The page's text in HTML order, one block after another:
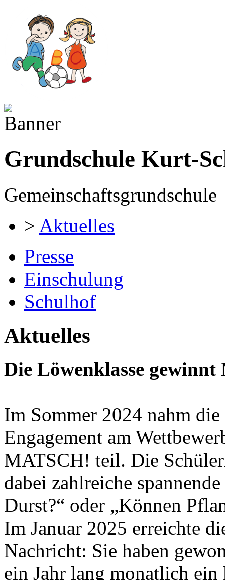
Grundschule Kurt-
Gemeinschaftsgrundschule
> Aktuelles
Presse
Einschulung
Schulhof
Aktuelles
Die Löwenklasse
Im Sommer 2024 nahm
Engagement am
MATSCH! teil. Die
dabei zahlreiche
Durst?“ oder „Können
Im Januar 2025 erreichte
Nachricht: Sie haben
ein Jahr lang monatlich